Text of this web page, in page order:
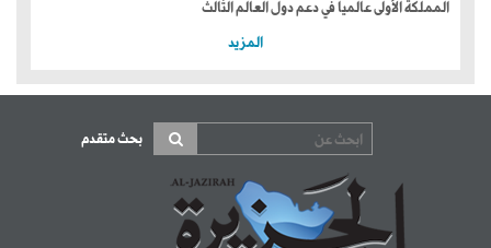
المملكة الأولى عالمياً في دعم دول العالم الثالث
المزيد
بحث متقدم